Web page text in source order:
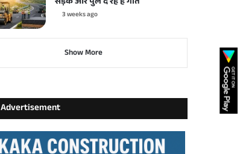
3 weeks ago
Show More
Advertisement